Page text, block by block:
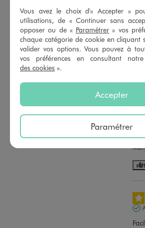
Vous avez le choix d'« Accepter »
utilisations, de « Continuer sans
opposer ou de « Paramétrer » vos
chaque catégorie de cookie en cliquant
valider vos options. Vous pouvez à
vos préférences en consultant
des cookies ».
Accepter
Paramétrer